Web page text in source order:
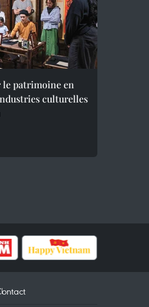
patrimoine en
culturelles